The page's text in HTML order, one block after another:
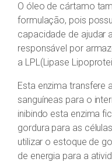
O óleo de cártamo
formulação, pois
capacidade de ajudar
responsável por
a LPL(Lipase
Esta enzima transfere
sanguíneas para o
inibindo esta enzima
gordura para as
utilizar o estoque de
de energia para a